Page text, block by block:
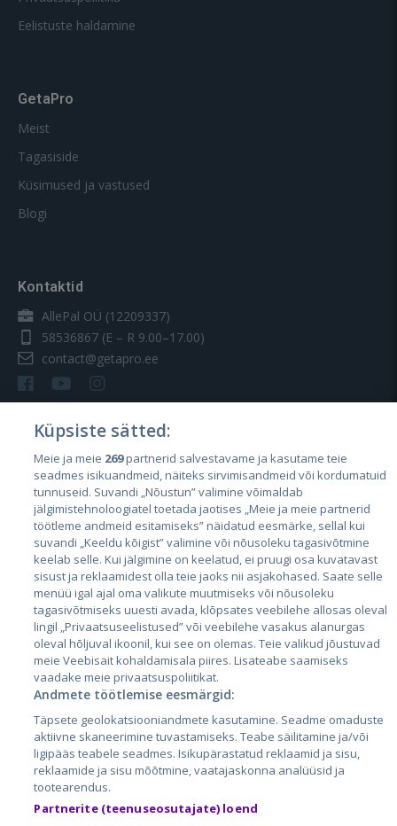
Eelistuste haldamine
GetaPro
Meist
Tagasiside
Küsimused ja vastused
Blogi
Kontaktid
AllePal OÜ (12209337)
58536867 (E – R 9.00–17.00)
contact@getapro.ee
Riigid
Eesti
Läti
Leedu
City24.lv
City24.ee
GetaPro.lv
GetaPro.ee
Autoplius.lt
CVbankas.lt
Kainos.lt
Paslaugos.lt
auto24.ee
Osta.ee
Küpsiste sätted:
Meie ja meie 269partnerid salvestavame ja kasutame teie
seadmes isikuandmeid, näiteks sirvimisandmeid või kordumatuid
tunnuseid. Suvandi „Nõustun” valimine võimaldab
jälgimistehnoloogiatel toetada jaotises „Meie ja meie partnerid
töötleme andmeid esitamiseks” näidatud eesmärke, sellal kui
suvandi „Keeldu kõigist” valimine või nõusoleku tagasivõtmine
keelab selle. Kui jälgimine on keelatud, ei pruugi osa kuvatavast
sisust ja reklaamidest olla teie jaoks nii asjakohased. Saate selle
menüü igal ajal oma valikute muutmiseks või nõusoleku
tagasivõtmiseks uuesti avada, klõpsates veebilehe allosas oleval
lingil „Privaatsuseelistused” või veebilehe vasakus alanurgas
oleval hõljuval ikoonil, kui see on olemas. Teie valikud jõustuvad
meie Veebisait kohaldamisala piires. Lisateabe saamiseks
vaadake meie privaatsuspoliitikat.
Andmete töötlemise eesmärgid:
Täpsete geolokatsiooniandmete kasutamine. Seadme omaduste
aktiivne skaneerimine tuvastamiseks. Teabe säilitamine ja/või
ligipääs teabele seadmes. Isikupärastatud reklaamid ja sisu,
reklaamide ja sisu mõõtmine, vaatajaskonna analüüsid ja
tootearendus.
Partnerite (teenuseosutajate) loend